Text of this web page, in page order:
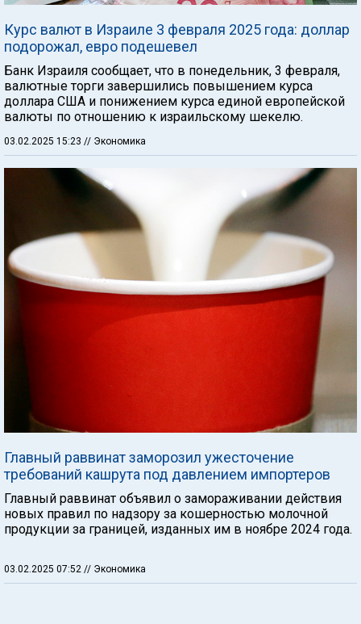
Курс валют в Израиле 3 февраля 2025 года: доллар
подорожал, евро подешевел
Банк Израиля сообщает, что в понедельник, 3 февраля,
валютные торги завершились повышением курса
доллара США и понижением курса единой европейской
валюты по отношению к израильскому шекелю.
03.02.2025 15:23 // Экономика
Главный раввинат заморозил ужесточение
требований кашрута под давлением импортеров
Главный раввинат объявил о замораживании действия
новых правил по надзору за кошерностью молочной
продукции за границей, изданных им в ноябре 2024 года.
03.02.2025 07:52 // Экономика